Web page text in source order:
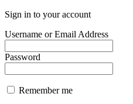
Sign in to your account
Username or Email Address
Password
Remember me